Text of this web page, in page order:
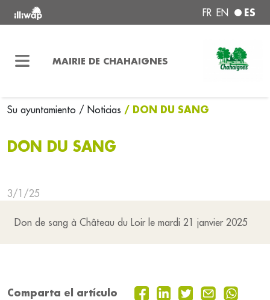
FR EN ES
MAIRIE DE CHAHAIGNES
Su ayuntamiento / Noticias / DON DU SANG
DON DU SANG
3/1/25
Don de sang à Château du Loir le mardi 21 janvier 2025
Comparta el artículo